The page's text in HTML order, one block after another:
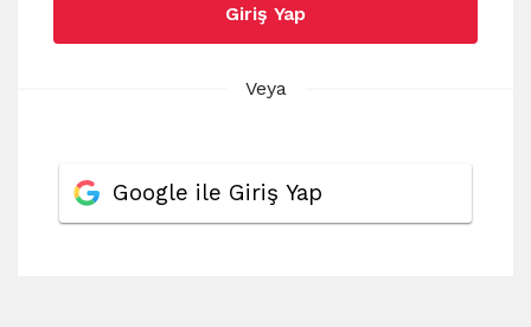
Giriş Yap
Veya
Google ile Giriş Yap